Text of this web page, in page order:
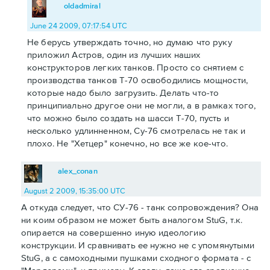
oldadmiral
June 24 2009, 07:17:54 UTC
Не берусь утверждать точно, но думаю что руку
приложил Астров, один из лучших наших
конструкторов легких танков. Просто со снятием с
производства танков Т-70 освободились мощности,
которые надо было загрузить. Делать что-то
принципиально другое они не могли, а в рамках того,
что можно было создать на шасси Т-70, пусть и
несколько удлинненном, Су-76 смотрелась не так и
плохо. Не "Хетцер" конечно, но все же кое-что.
alex_conan
August 2 2009, 15:35:00 UTC
А откуда следует, что СУ-76 - танк сопровождения? Она
ни коим образом не может быть аналогом StuG, т.к.
опирается на совершенно иную идеологию
конструкции. И сравнивать ее нужно не с упомянутыми
StuG, а с самоходными пушками сходного формата - с